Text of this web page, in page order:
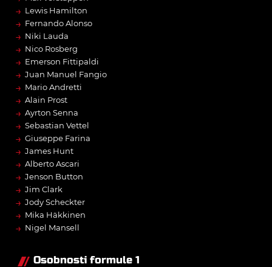
→ Lewis Hamilton
→ Fernando Alonso
→ Niki Lauda
→ Nico Rosberg
→ Emerson Fittipaldi
→ Juan Manuel Fangio
→ Mario Andretti
→ Alain Prost
→ Ayrton Senna
→ Sebastian Vettel
→ Giuseppe Farina
→ James Hunt
→ Alberto Ascari
→ Jenson Button
→ Jim Clark
→ Jody Scheckter
→ Mika Häkkinen
→ Nigel Mansell
Osobnosti formule 1